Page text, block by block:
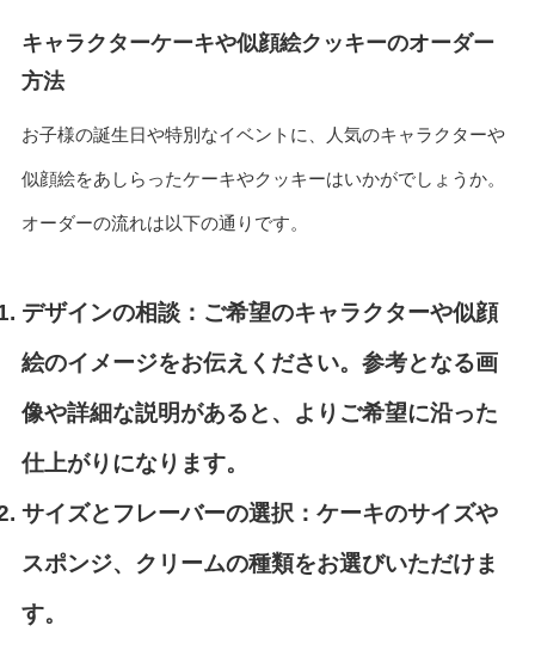
キャラクターケーキや似顔絵クッキーのオーダー
方法
お子様の誕生日や特別なイベントに、人気のキャラクターや
似顔絵をあしらったケーキやクッキーはいかがでしょうか。
オーダーの流れは以下の通りです。
デザインの相談： ご希望のキャラクターや似顔
絵のイメージをお伝えください。参考となる画
像や詳細な説明があると、よりご希望に沿った
仕上がりになります。
サイズとフレーバーの選択： ケーキのサイズや
スポンジ、クリームの種類をお選びいただけま
す。